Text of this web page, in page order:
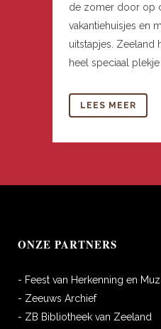
de zomer door op
vakantiehuisjes en
uitstapjes. Zeeland
heel speciaal plekje
LEES MEER
ONZE PARTNERS
- Feest van Herkenning en
- Zeeuws Archief
- ZB Bibliotheek van Zeeland